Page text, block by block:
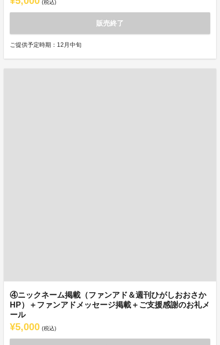
(税込)
販売終了
ご提供予定時期：12月中旬
④ニックネーム掲載（ファンアド＆週刊ひがしおおさか
HP）＋ファンアドメッセージ掲載＋ご支援感謝のお礼メ
ール
¥5,000 (税込)